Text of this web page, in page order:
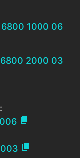
6800 1000 06
2000 03

